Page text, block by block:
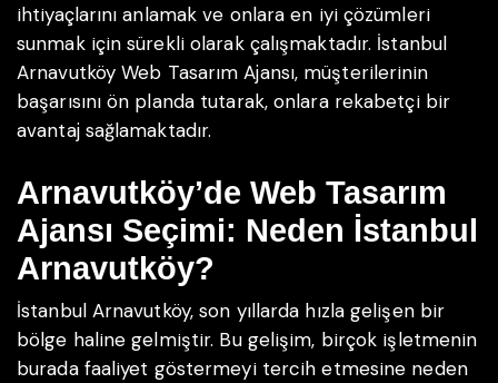
ihtiyaçlarını anlamak ve onlara en iyi çözümleri
sunmak için sürekli olarak çalışmaktadır. İstanbul
Arnavutköy Web Tasarım Ajansı, müşterilerinin
başarısını ön planda tutarak, onlara rekabetçi bir
avantaj sağlamaktadır.
Arnavutköy’de Web Tasarım
Ajansı Seçimi: Neden İstanbul
Arnavutköy?
İstanbul Arnavutköy, son yıllarda hızla gelişen bir
bölge haline gelmiştir. Bu gelişim, birçok işletmenin
burada faaliyet göstermeyi tercih etmesine neden